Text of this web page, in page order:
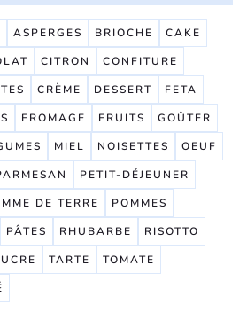
ASPERGES BRIOCHE
CAKE
CITRON
CONFITURE
CRÈME DESSERT
FETA
FROMAGE FRUITS
GOÛTER
MIEL NOISETTES
OEUF
PETIT-DÉJEUNER
DE TERRE
POMMES
PÂTES RHUBARBE
RISOTTO
TARTE
TOMATE